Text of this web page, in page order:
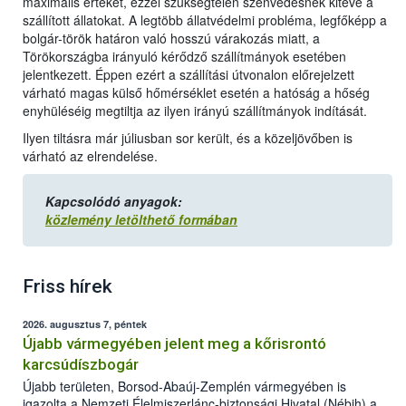
szállított állatokat. A legtöbb állatvédelmi probléma, legfőképp a
bolgár-török határon való hosszú várakozás miatt, a
Törökországba irányuló kérődző szállítmányok esetében
jelentkezett. Éppen ezért a szállítási útvonalon előrejelzett
várható magas külső hőmérséklet esetén a hatóság a hőség
enyhüléséig megtiltja az ilyen irányú szállítmányok indítását.
Ilyen tiltásra már júliusban sor került, és a közeljövőben is
várható az elrendelése.
Kapcsolódó anyagok:
közlemény letölthető formában
Friss hírek
2026. augusztus 7, péntek
Újabb vármegyében jelent meg a kőrisrontó
karcsúdíszbogár
Újabb területen, Borsod-Abaúj-Zemplén vármegyében is